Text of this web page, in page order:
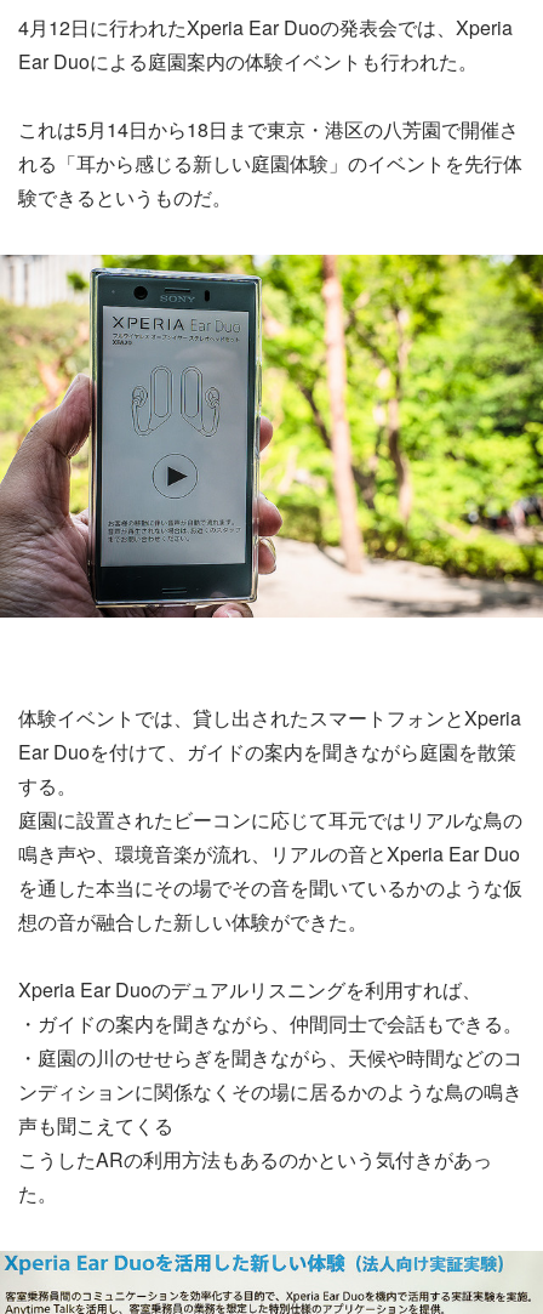
4月12日に行われたXperia Ear Duoの発表会では、Xperia
Ear Duoによる庭園案内の体験イベントも行われた。
これは5月14日から18日まで東京・港区の八芳園で開催さ
れる「耳から感じる新しい庭園体験」のイベントを先行体
験できるというものだ。
体験イベントでは、貸し出されたスマートフォンとXperia
Ear Duoを付けて、ガイドの案内を聞きながら庭園を散策
する。
庭園に設置されたビーコンに応じて耳元ではリアルな鳥の
鳴き声や、環境音楽が流れ、リアルの音とXperia Ear Duo
を通した本当にその場でその音を聞いているかのような仮
想の音が融合した新しい体験ができた。
Xperia Ear Duoのデュアルリスニングを利用すれば、
・ガイドの案内を聞きながら、仲間同士で会話もできる。
・庭園の川のせせらぎを聞きながら、天候や時間などのコ
ンディションに関係なくその場に居るかのような鳥の鳴き
声も聞こえてくる
こうしたARの利用方法もあるのかという気付きがあっ
た。